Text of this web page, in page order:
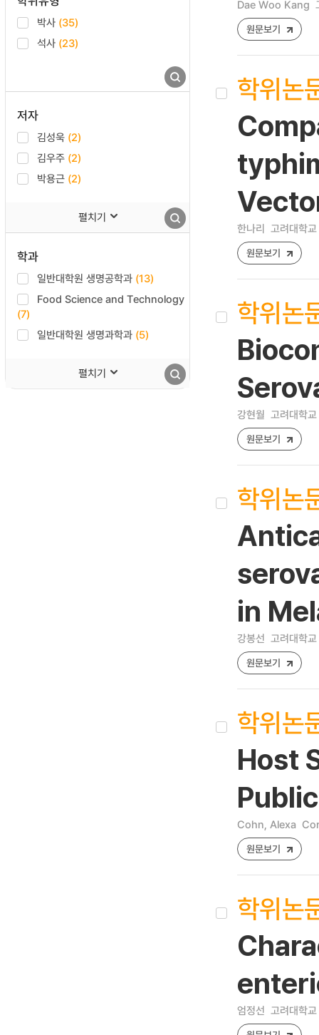
박사 (35)
석사 (23)
저자
김성욱 (2)
김우주 (2)
박용근 (2)
펼치기
학과
일반대학원 생명공학과 (13)
Food Science and Technology
(7)
일반대학원 생명과학과 (5)
펼치기
Dae Woo Kang
원문보기
학위논
한나리 고려대학
원문보기
학위논
강현월 고려대학
원문보기
학위논
in
강봉선 고려대학
원문보기
학위논
Host
Cohn, Alexa
원문보기
학위논
엄정선 고려대학